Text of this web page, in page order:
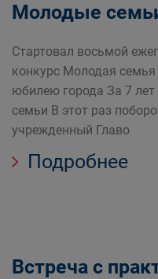
Молодые
Стартовал восьмой
конкурс Молодая
юбилею города За 7
семьи В этот раз
учрежденный Главо
Подробнее
Встреча с